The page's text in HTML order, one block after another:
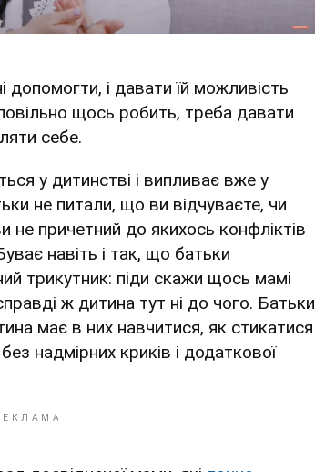
і давати їй можливість
щось робить, треба давати
себе.
у дитинстві і випливає вже у
не питали, що ви відчуваєте, чи
причетний до якихось конфліктів
навіть і так, що батьки
трикутник: піди скажи щось мамі
ж дитина тут ні до чого. Батьки
має в них навчитися, як стикатися
надмірних криків і додаткової